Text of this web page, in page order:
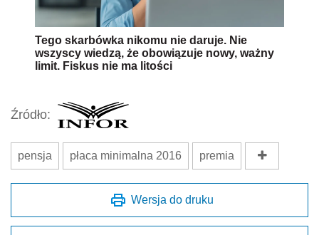
Tego skarbówka nikomu nie daruje. Nie
wszyscy wiedzą, że obowiązuje nowy, ważny
limit. Fiskus nie ma litości
Źródło:
pensja płaca minimalna 2016 premia
Wersja do druku